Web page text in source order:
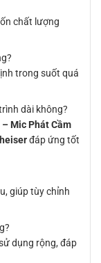
chất lượng
trong suốt quá
dài không?
Mic Phát Cầm
đáp ứng tốt
giúp tùy chỉnh
dụng rộng, đáp